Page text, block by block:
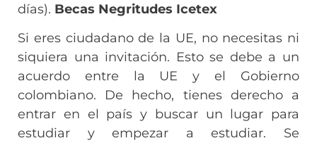
días). Becas Negritudes Icetex
Si eres ciudadano de la UE, no necesitas ni
siquiera una invitación. Esto se debe a un
acuerdo entre la UE y el Gobierno
colombiano. De hecho, tienes derecho a
entrar en el país y buscar un lugar para
estudiar y empezar a estudiar. Se